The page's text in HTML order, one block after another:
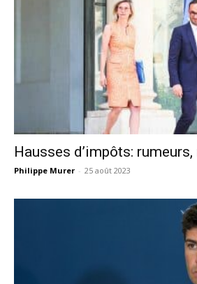
Hausses d’impôts:
Philippe Murer - 25 août 2023